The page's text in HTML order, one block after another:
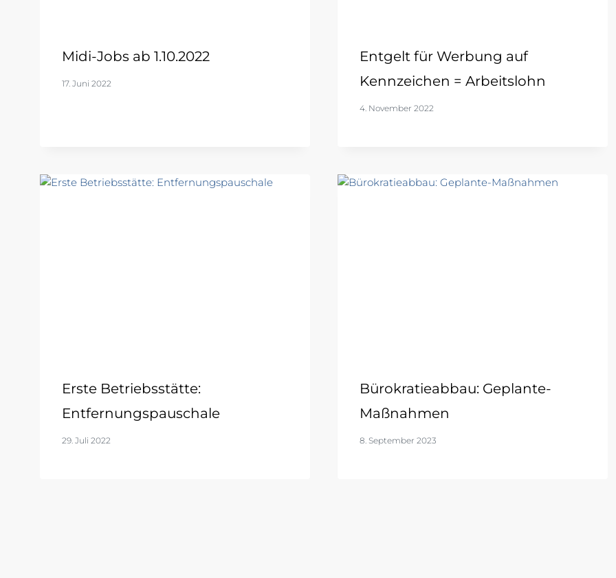
Midi-Jobs ab 1.10.2022
17. Juni 2022
Entgelt für Werbung auf
Kennzeichen = Arbeitslohn
4. November 2022
Erste Betriebsstätte:
Entfernungspauschale
29. Juli 2022
Bürokratieabbau: Geplante-
Maßnahmen
8. September 2023